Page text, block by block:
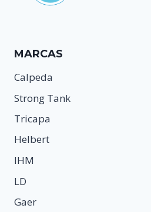
MARCAS
Calpeda
Strong Tank
Tricapa
Helbert
IHM
LD
Gaer